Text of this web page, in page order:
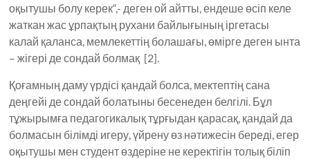
оқытушы болу керек“,- деген ой айтты, ендеше өсіп келе
жаткан жас ұрпақтың рухани байлығының іргетасы
калай қаланса, мемлекеттің болашағы, өмірге деген ынта
– жігері де сондай болмақ [2].
Қоғамның даму үрдісі қандай болса, мектептің сана
деңгейі де сон­дай болатыны бесенеден белгілі. Бұл
тұжырымға педагогикалық тұрғыдан қарасақ, қандай да
болмасын білімді игеру, үйрену өз нәтижесін береді, егер
оқытушы мен студент өздеріне не керектігін толық біліп